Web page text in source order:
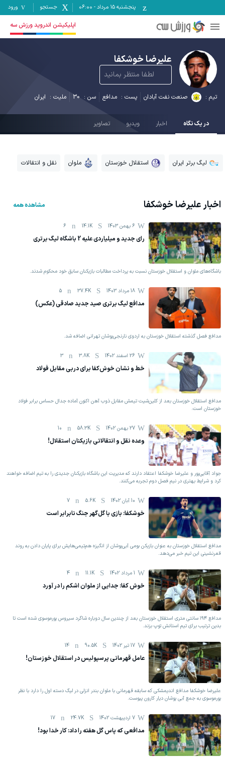
پنجشنبه ۱۵ مرداد -
06:00 جستجو ورود
اپلیکیشن اندروید ورزش سه
علیرضا خوشکفا
لطفا منتظر بمانید
تیم : صنعت نفت آبادان پست : مدافع سن : 30 ملیت : ایران
در یک نگاه اخبار ویدیو تصاویر
لیگ برتر ایران استقلال خوزستان ملوان نقل و انتقالات
اخبارعلیرضا خوشکفا مشاهده همه
6 بهمن 1403 14.1K
6
رای جدید و میلیاردی علیه 2 باشگاه لیگ برتری
باشگاه‌های ملوان و استقلال خوزستان نسبت به پرداخت مطالبات بازیکنان سابق خود محکوم شدند.
18 مرداد 1403 37.4K
5
مدافع لیگ برتری صید جدید صادقی (عکس)
مدافع فصل گذشته استقلال خوزستان به اردوی نارنجی‌پوشان تهرانی اضافه شد.
26 اسفند 1402 3.8K
3
خط و نشان خوش‌کفا برای دربی مقابل فولاد
مدافع استقلال خوزستان بعد از کلین‌شیت تیمش مقابل ذوب آهن اکنون آماده جدال حساس برابر فولاد
خوزستان است.
27 بهمن 1402 58.3K
10
وعده نقل و انتقالاتی بازیکنان استقلال!
جواد آقایی‌پور و علیرضا خوشکفا اعتقاد دارند که مدیریت این باشگاه بازیکنان جدیدی را به تیم اضافه خواهند
کرد و شرایط بهتری در نیم فصل دوم تجربه می‌کنند.
10 آبان 1402 5.6K
7
خوشکفا: بازی با گل‌گهر جنگ نابرابر است
مدافع استقلال خوزستان به عنوان بازیکن بومی آبی‌پوشان از انگیزه هم‌تیمی‌هایش برای پایان دادن به روند
قعرنشینی این تیم خبر می‌دهد.
1 مرداد 1402 11.1K
4
خوش کفا: جدایی از ملوان اشکم را در آورد
مدافع ۱۹۴ سانتی متری استقلال خوزستان بعد از چندین سال دوباره شاگرد سیروس پورموسوی شده است تا
بدین ترتیب برای تیم استانش توپ بزند.
17 تیر 1402 90.5K
14
عامل قهرمانی پرسپولیس در استقلال خوزستان!
علیرضا خوشکفا مدافع اندیمشکی که سابقه قهرمانی با ملوان بندر انزلی در لیگ دسته اول را دارد با نظر
پورموسوی به جمع آبی پوشان دیار کارون پیوست.
7 اردیبهشت 1402 24.7K
17
مدافعی که پاس گل هفته را داد: کار خدا بود!